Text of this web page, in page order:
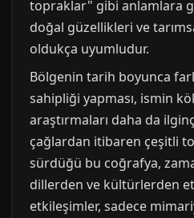
topraklar" gibi anlamlara
doğal güzellikleri ve
oldukça uyumludur.
Bölgenin tarih boyunca
sahipliği yapması, ismin
araştırmaları daha da
çağlardan itibaren çeşitli
sürdüğü bu coğrafya,
dillerden ve kültürlerden
etkileşimler, sadece